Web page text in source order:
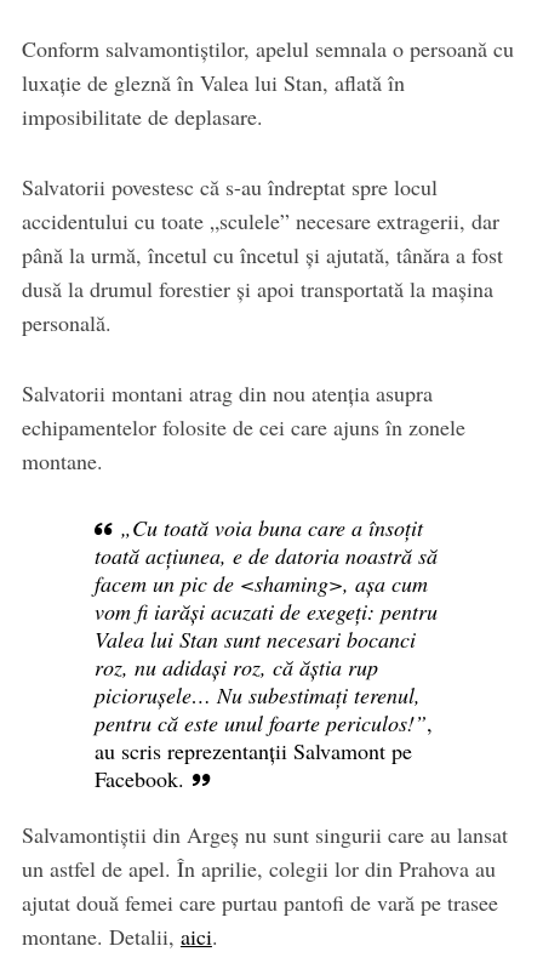
Conform salvamontiștilor, apelul semnala o persoană cu
luxație de gleznă în Valea lui Stan, aflată în
imposibilitate de deplasare.
Salvatorii povestesc că s-au îndreptat spre locul
accidentului cu toate „sculele” necesare extragerii, dar
până la urmă, încetul cu încetul și ajutată, tânăra a fost
dusă la drumul forestier și apoi transportată la mașina
personală.
Salvatorii montani atrag din nou atenția asupra
echipamentelor folosite de cei care ajuns în zonele
montane.
„Cu toată voia buna care a însoțit
toată acțiunea, e de datoria noastră să
facem un pic de <shaming>, așa cum
vom fi iarăși acuzati de exegeți: pentru
Valea lui Stan sunt necesari bocanci
roz, nu adidași roz, că ăștia rup
piciorușele… Nu subestimați terenul,
pentru că este unul foarte periculos!”,
au scris reprezentanții Salvamont pe
Facebook.
Salvamontiștii din Argeș nu sunt singurii care au lansat
un astfel de apel. În aprilie, colegii lor din Prahova au
ajutat două femei care purtau pantofi de vară pe trasee
montane. Detalii, aici.